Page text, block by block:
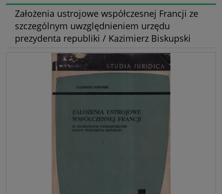
Założenia ustrojowe współczesnej Francji ze
szczególnym uwzględnieniem urzędu
prezydenta republiki / Kazimierz Biskupski